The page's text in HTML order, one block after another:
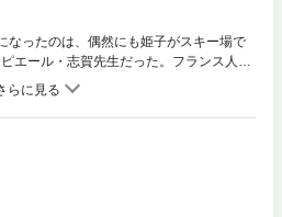
なったのは、偶然にも姫子がスキー場で
エール・志賀先生だった。フランス人と
かりのピエール先生は、たちまちクラス